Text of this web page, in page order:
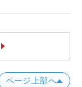
ページ上部へ